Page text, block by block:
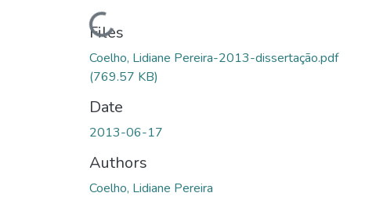
Loading...
Files
Coelho, Lidiane Pereira-2013-dissertação.pdf
(769.57 KB)
Date
2013-06-17
Authors
Coelho, Lidiane Pereira